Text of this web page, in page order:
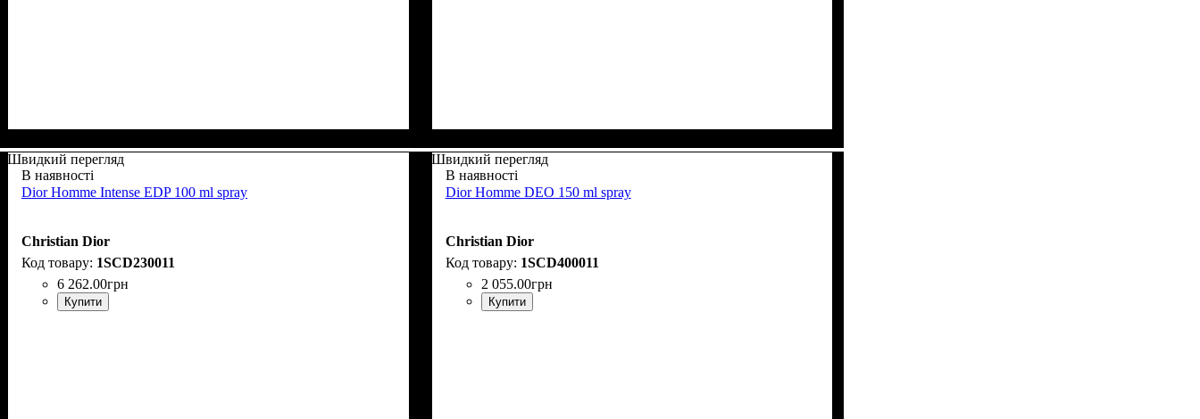
Швидкий перегляд
В наявності
Dior Homme Intense EDP 100 ml spray
Christian Dior
1SCD230011
6 262.00грн
Купити
Швидкий перегляд
В наявності
Dior Homme DEO 150 ml spray
Christian Dior
1SCD400011
2 055.00грн
Купити